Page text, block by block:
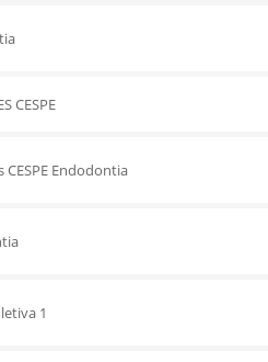
CESPE
CESPE Endodontia
1